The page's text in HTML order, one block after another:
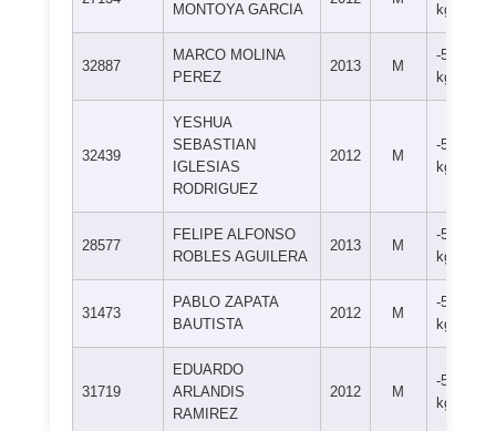
MONTOYA GARCIA kg
32887
MARCO MOLINA
PEREZ
2013 M
-50
kg
32439
YESHUA
SEBASTIAN
IGLESIAS
RODRIGUEZ
2012 M
-50
kg
28577
FELIPE ALFONSO
ROBLES AGUILERA
2013 M
-50
kg
31473
PABLO ZAPATA
BAUTISTA
2012 M
-50
kg
31719
EDUARDO
ARLANDIS
RAMIREZ
2012 M
-50
kg